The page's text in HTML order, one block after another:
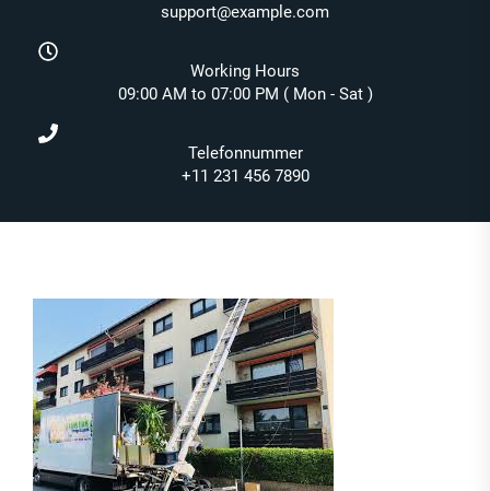
support@example.com
Working Hours
09:00 AM to 07:00 PM ( Mon - Sat )
Telefonnummer
+11 231 456 7890